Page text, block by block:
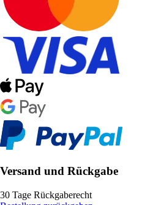
Versand und Rückgabe
30 Tage Rückgaberecht